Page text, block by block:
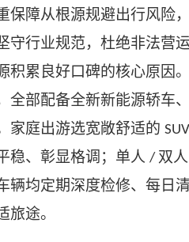
保障从根源规避出行风险
守行业规范，杜绝非法营
积累良好口碑的核心原因。
全部配备全新新能源轿车、
家庭出游选宽敞舒适的 SUV
稳、彰显格调；单人 / 双
辆均定期深度检修、每日
旅途。